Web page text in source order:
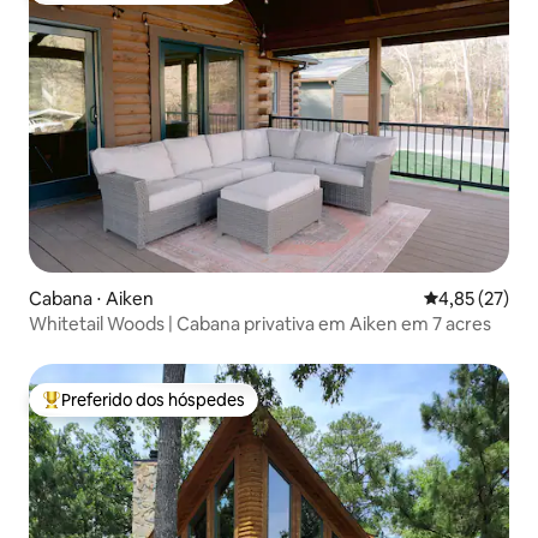
Cabana ⋅ Aiken 4,85 de uma
4,85 (27)
Whitetail Woods | Cabana privativa em Aiken em 7 acres
Entre os melhores preferidos dos hóspedes
Preferido dos hóspedes